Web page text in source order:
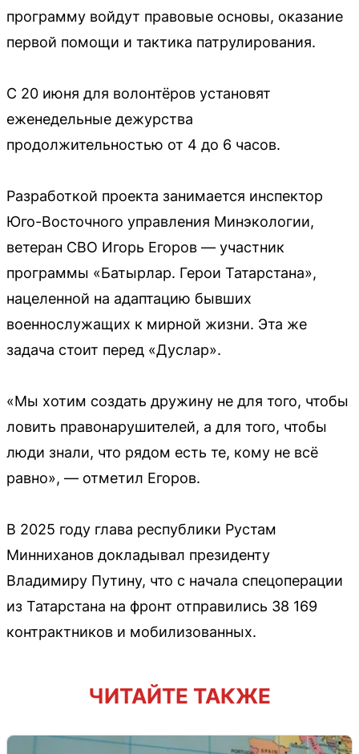
программу войдут правовые основы, оказание
первой помощи и тактика патрулирования.
С 20 июня для волонтёров установят
еженедельные дежурства
продолжительностью от 4 до 6 часов.
Разработкой проекта занимается инспектор
Юго-Восточного управления Минэкологии,
ветеран СВО Игорь Егоров — участник
программы «Батырлар. Герои Татарстана»,
нацеленной на адаптацию бывших
военнослужащих к мирной жизни. Эта же
задача стоит перед «Дуслар».
«Мы хотим создать дружину не для того, чтобы
ловить правонарушителей, а для того, чтобы
люди знали, что рядом есть те, кому не всё
равно», — отметил Егоров.
В 2025 году глава республики Рустам
Минниханов докладывал президенту
Владимиру Путину, что с начала спецоперации
из Татарстана на фронт отправились 38 169
контрактников и мобилизованных.
ЧИТАЙТЕ ТАКЖЕ